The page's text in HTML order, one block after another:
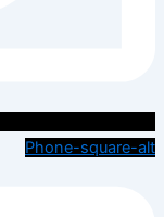
Phone-square-alt